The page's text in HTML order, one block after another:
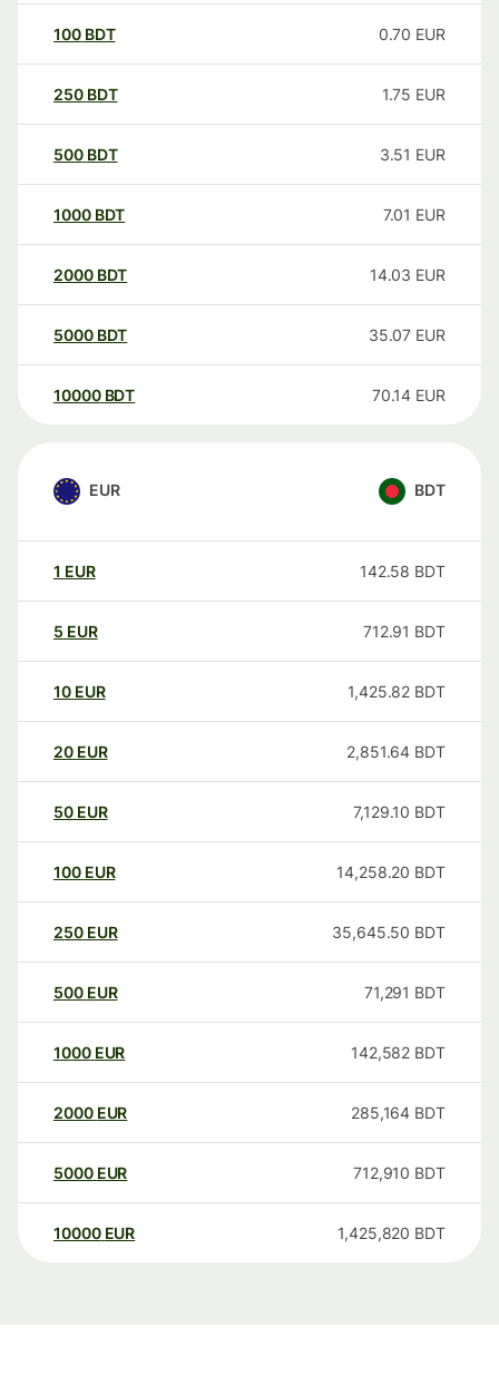
100 BDT 0.70 EUR
250 BDT 1.75 EUR
500 BDT 3.51 EUR
1000 BDT 7.01 EUR
2000 BDT 14.03 EUR
5000 BDT 35.07 EUR
10000 BDT 70.14 EUR
EUR BDT
1 EUR 142.58 BDT
5 EUR 712.91 BDT
10 EUR 1,425.82 BDT
20 EUR 2,851.64 BDT
50 EUR 7,129.10 BDT
100 EUR 14,258.20 BDT
250 EUR 35,645.50 BDT
500 EUR 71,291 BDT
1000 EUR 142,582 BDT
2000 EUR 285,164 BDT
5000 EUR 712,910 BDT
10000 EUR 1,425,820 BDT